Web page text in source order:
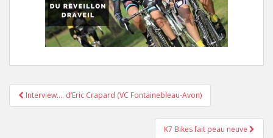
Pagination d'article
Interview…. d’Eric Crapard (VC Fontainebleau-Avon)
K7 Bikes fait peau neuve